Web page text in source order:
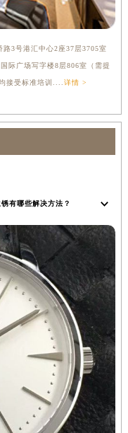
路3号港汇中心2座37层3705室
际广场写字楼8层806室（需提
接受标准培训.... 详情 >
有哪些解决方法？